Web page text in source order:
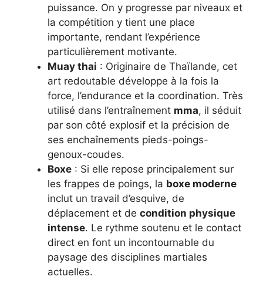
puissance. On y progresse par niveaux et
la compétition y tient une place
importante, rendant l’expérience
particulièrement motivante.
Muay thai : Originaire de Thaïlande, cet
art redoutable développe à la fois la
force, l’endurance et la coordination. Très
utilisé dans l’entraînement mma, il séduit
par son côté explosif et la précision de
ses enchaînements pieds-poings-
genoux-coudes.
Boxe : Si elle repose principalement sur
les frappes de poings, la boxe moderne
inclut un travail d’esquive, de
déplacement et de condition physique
intense. Le rythme soutenu et le contact
direct en font un incontournable du
paysage des disciplines martiales
actuelles.